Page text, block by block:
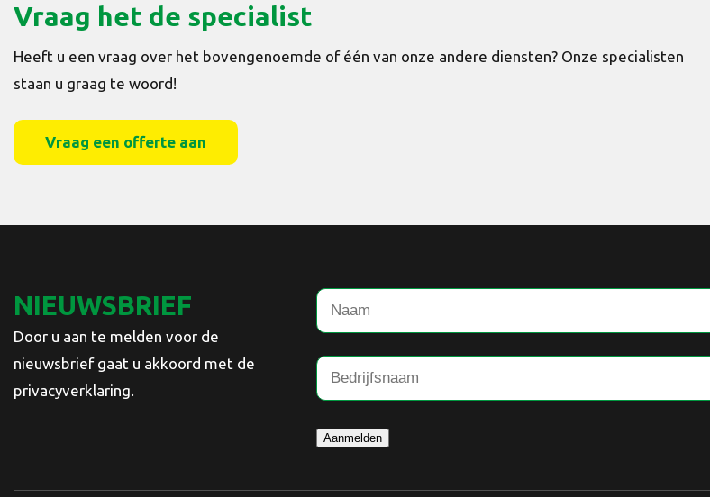
Vraag het de specialist
Heeft u een vraag over het bovengenoemde of één van onze andere diensten? Onze specialisten
staan u graag te woord!
Vraag een offerte aan
NIEUWSBRIEF
Door u aan te melden voor de
nieuwsbrief gaat u akkoord met de
privacyverklaring.
Aanmelden